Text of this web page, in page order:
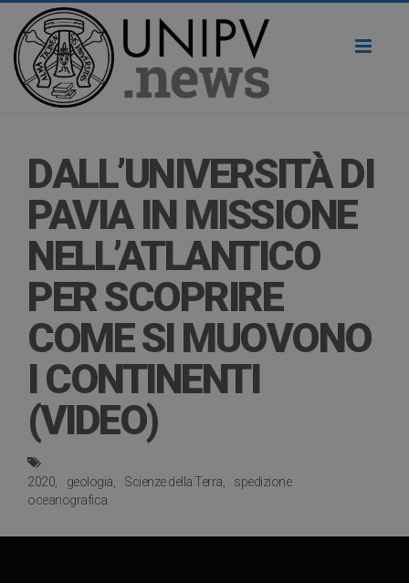
DALL’UNIVERSITÀ DI
PAVIA IN MISSIONE
NELL’ATLANTICO
PER SCOPRIRE
COME SI MUOVONO
I CONTINENTI
(VIDEO)
2020 geologia Scienze della Terra
spedizione
oceanografica